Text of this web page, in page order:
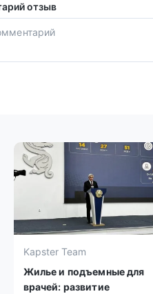
отзыв
Kapster Team
Жилье и подъемные для
врачей: развитие